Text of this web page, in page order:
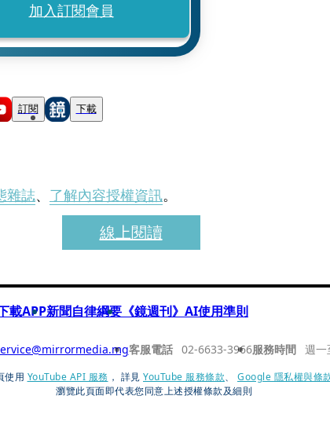
加入訂閱會員
訂閱 下載
雜誌、 了解內容授權資訊。
線上閱讀
載APP新聞自律綱要 《鏡週刊》AI使用準則
客服電話 02-6633-3966服務時間 週一
使用 YouTube API 服務 ， 詳見 YouTube 服務條款、
Google 隱私權與條
瀏覽此頁面即代表您同意上述授權條款及細則